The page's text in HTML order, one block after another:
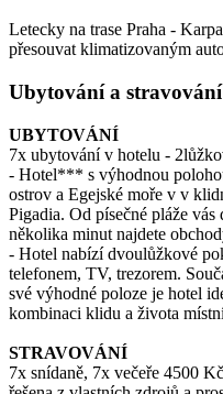
Letecky na trase Praha -
přesouvat klimatizovaným
Ubytování a stravování
UBYTOVÁNÍ
7x ubytování v hotelu -
- Hotel*** s výhodnou
ostrov a Egejské moře v v
Pigadia. Od písečné pláže
několika minut najdete
- Hotel nabízí dvoulůžkové
telefonem, TV, trezorem.
své výhodné poloze je hotel
kombinaci klidu a života
STRAVOVÁNÍ
7x snídaně, 7x večeře 4500